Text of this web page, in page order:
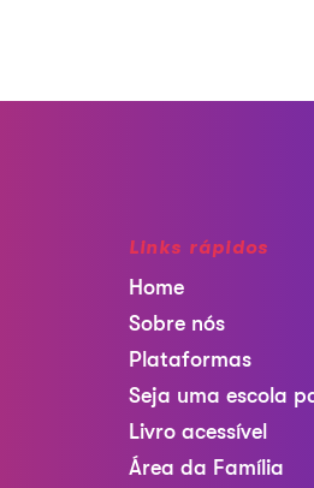
Links rápidos
Home
Sobre nós
Plataformas
Seja uma escola
Livro acessível
Área da Família